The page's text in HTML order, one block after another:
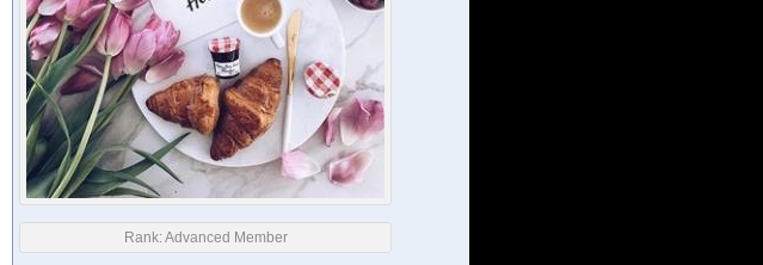
Rank:Advanced Member